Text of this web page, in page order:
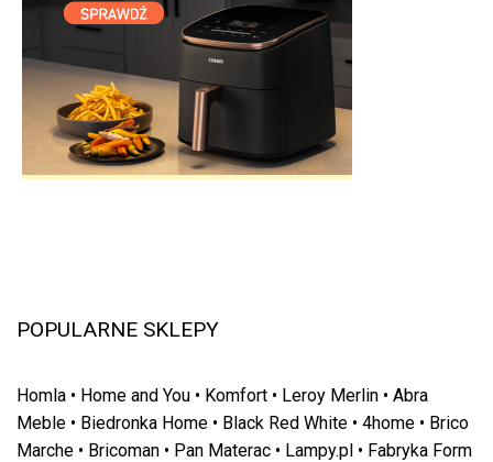
POPULARNE SKLEPY
Homla • Home and You • Komfort • Leroy Merlin • Abra
Meble • Biedronka Home • Black Red White • 4home • Brico
Marche • Bricoman • Pan Materac • Lampy.pl • Fabryka Form